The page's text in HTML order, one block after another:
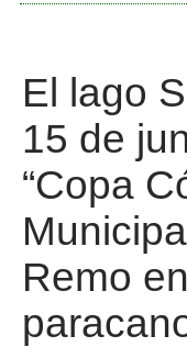
El lago
15 de
“Copa
Remo